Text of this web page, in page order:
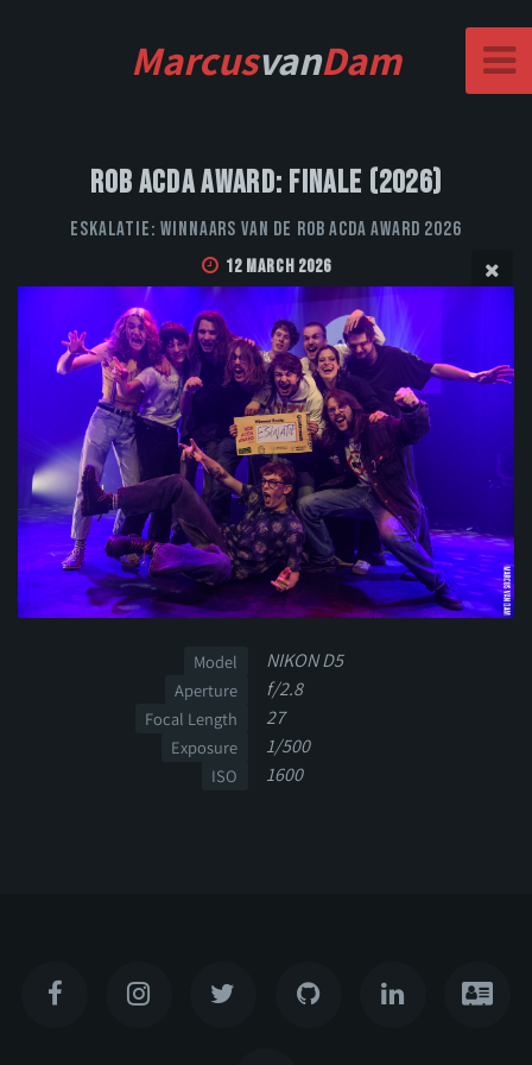
MarcusvanDam
Rob Acda Award: Finale (2026)
Eskalatie: Winnaars van de Rob Acda Award 2026
12 March 2026
Model NIKON D5
Aperture f/2.8
Focal Length 27
Exposure 1/500
ISO 1600